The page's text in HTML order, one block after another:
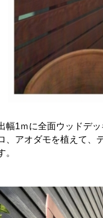
幅1ｍに全面ウッドデ
、アオダモを植えて、
。